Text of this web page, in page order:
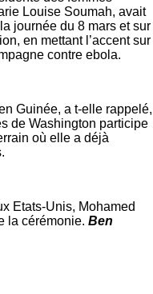
Louise Soumah, avait
journée du 8 mars et sur
en mettant l’accent sur
contre ebola.
Guinée, a t-elle rappelé,
de Washington participe
où elle a déjà
Etats-Unis, Mohamed
la cérémonie. Ben